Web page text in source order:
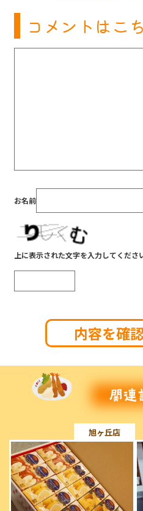
コメントはこ
お名前
上に表示された文字を入力してくださ
旭ヶ丘店